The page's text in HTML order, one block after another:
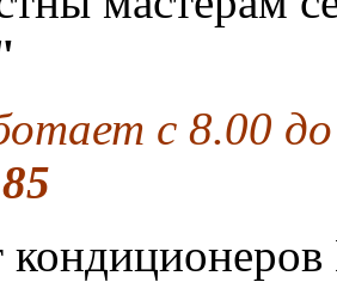
с 8.00